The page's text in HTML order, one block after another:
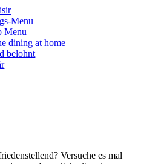
Menu
Menu
dining at home
belohnt
Versuche es mal